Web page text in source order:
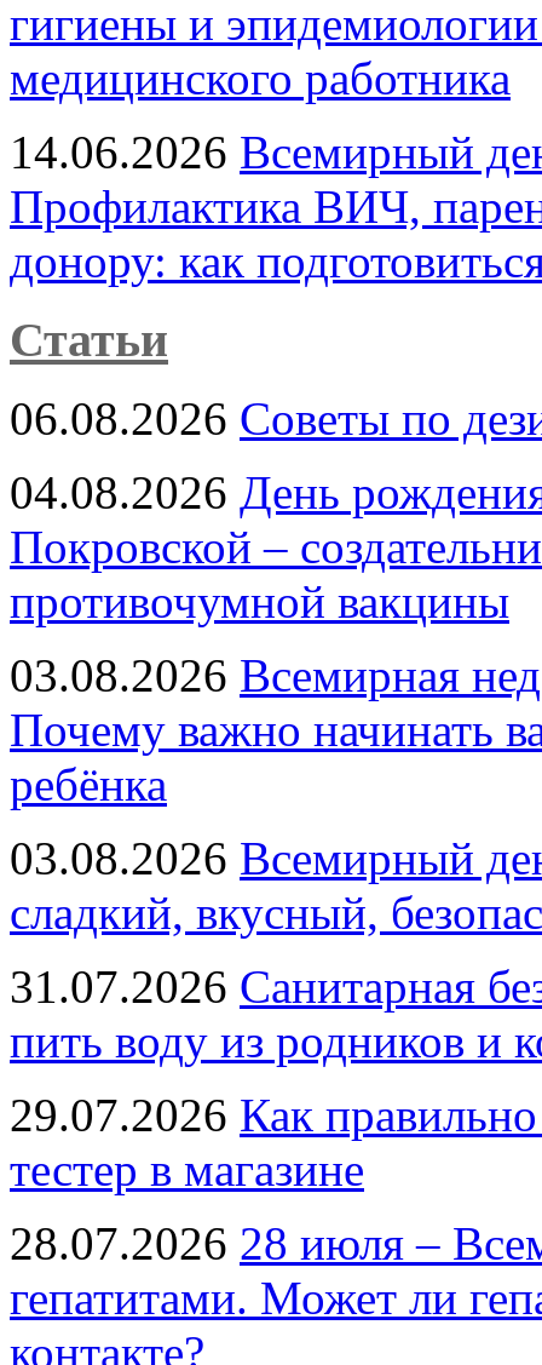
гигиены и
медицинского работника
14.06.2026 Всемирный
Профилактика ВИЧ,
донору: как
Статьи
06.08.2026 Советы по
04.08.2026 День
Покровской –
противочумной вакцины
03.08.2026 Всемирная
Почему важно начинать
ребёнка
03.08.2026 Всемирный
сладкий, вкусный,
31.07.2026 Санитарная
пить воду из родников и
29.07.2026 Как
тестер в магазине
28.07.2026 28 июля –
гепатитами. Может ли
контакте?